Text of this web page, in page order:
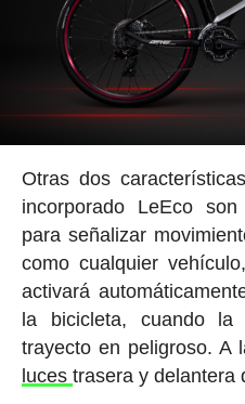
Otras dos
incorporado LeEco
para señalizar
como cualquier
activará
la bicicleta, cuando la
trayecto en peligroso. A
luces trasera y delantera